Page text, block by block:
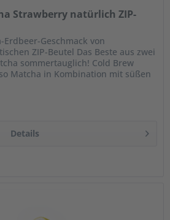
Strawberry natürlich ZIP-
Geschmack von
ZIP-Beutel Das Beste aus zwei
sommertauglich! Cold Brew
Matcha in Kombination mit süßen
Details